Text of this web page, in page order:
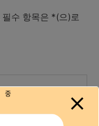
필수 항목은 *(으)로